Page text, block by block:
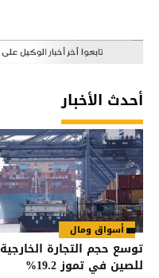
أحدث الأخبار
أسواق ومال
توسع حجم التجارة الخارجية
للصين في تموز 19.2%